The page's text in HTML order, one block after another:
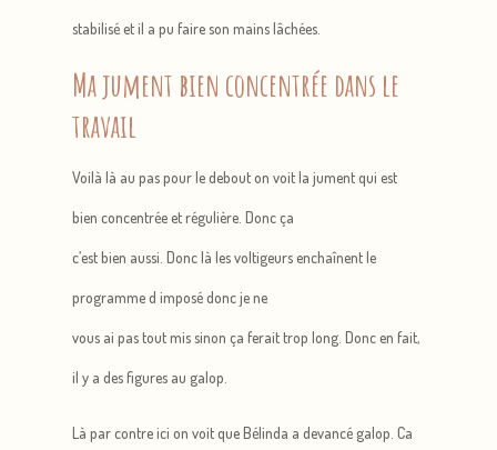
stabilisé et il a pu faire son mains lâchées.
Ma jument bien concentrée dans le
travail
Voilà là au pas pour le debout on voit la jument qui est
bien concentrée et régulière. Donc ça
c’est bien aussi. Donc là les voltigeurs enchaînent le
programme d imposé donc je ne
vous ai pas tout mis sinon ça ferait trop long. Donc en fait,
il y a des figures au galop.
Là par contre ici on voit que Bélinda a devancé galop. Ca